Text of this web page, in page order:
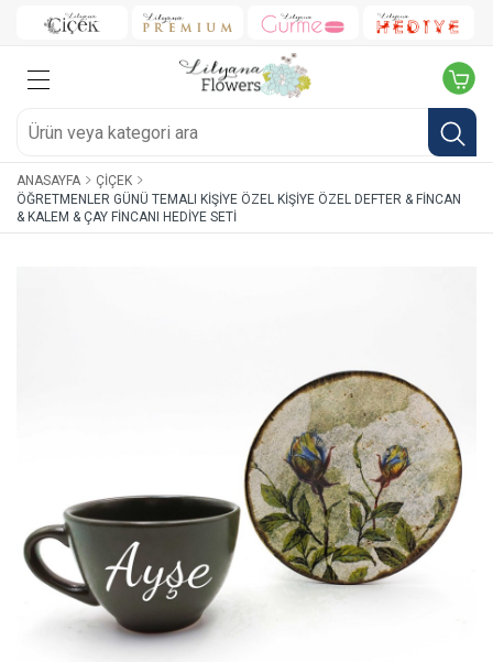
ANASAYFA
ÇIÇEK
ÖĞRETMENLER GÜNÜ TEMALI KIŞIYE ÖZEL KIŞIYE ÖZEL DEFTER & FINCAN
& KALEM & ÇAY FINCANI HEDIYE SETI